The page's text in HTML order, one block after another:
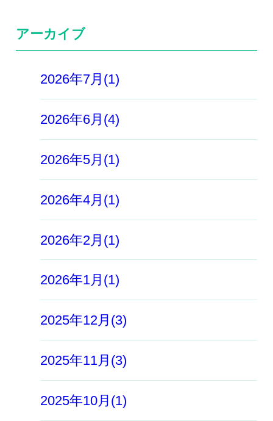
アーカイブ
2026年7月(1)
2026年6月(4)
2026年5月(1)
2026年4月(1)
2026年2月(1)
2026年1月(1)
2025年12月(3)
2025年11月(3)
2025年10月(1)